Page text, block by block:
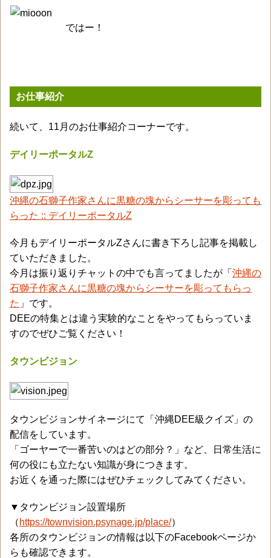
ではー！
お仕事紹介
続いて、11月のお仕事紹介コーナーです。
デイリーポータルZ
沖縄の石獅子作家さんに黒糖の塊からシーサーを彫っても
らった :: デイリーポータルZ
今月もデイリーポータルZさんに書き下ろし記事を掲載し
ていただきました。
今月は振り返りチャットの中でも言ってましたが「 沖縄の
石獅子作家さんに黒糖の塊からシーサーを彫ってもらっ
た 」です。
DEEの特集とは違う実験的なことをやってもらっていま
すのでぜひご覧ください！
タウンビジョン
タウンビジョンサイネージにて「沖縄DEE級クイズ」の
配信をしています。
「ゴーヤーで一番苦いのはどの部分？」など、日常生活に
何の役にも立たない知識が身につきます。
お近くを通った際にはぜひチェックしてみてください。
▼タウンビジョン設置場所
（ https://townvision.psynage.jp/place/）
各所のタウンビジョンの情報は以下のFacebookページか
らも確認できます。